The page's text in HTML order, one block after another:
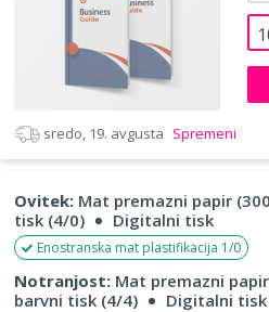
sredo, 19. avgusta Spremeni
Ovitek: Mat premazni papir
tisk (4/0)
Digitalni tisk
Enostranska mat plastifikacija 1/0
Notranjost: Mat premazni
barvni tisk (4/4)
Digitalni tisk